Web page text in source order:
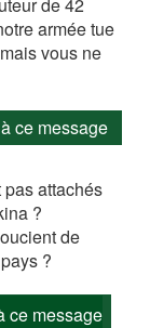
armée tue
vous ne
ce message
attachés
?
de
?
ce message